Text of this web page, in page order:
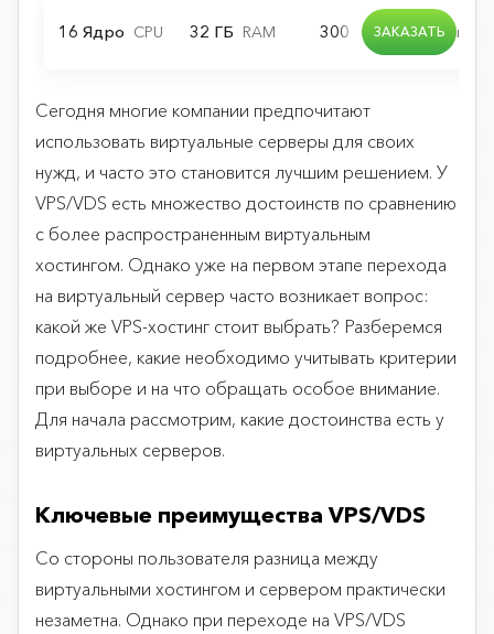
Сегодня многие компании предпочитают
использовать виртуальные серверы для своих
нужд, и часто это становится лучшим решением. У
VPS/VDS есть множество достоинств по сравнению
с более распространенным виртуальным
хостингом. Однако уже на первом этапе перехода
на виртуальный сервер часто возникает вопрос:
какой же VPS-хостинг стоит выбрать? Разберемся
подробнее, какие необходимо учитывать критерии
при выборе и на что обращать особое внимание.
Для начала рассмотрим, какие достоинства есть у
виртуальных серверов.
Ключевые преимущества VPS/VDS
Со стороны пользователя разница между
виртуальными хостингом и сервером практически
незаметна. Однако при переходе на VPS/VDS